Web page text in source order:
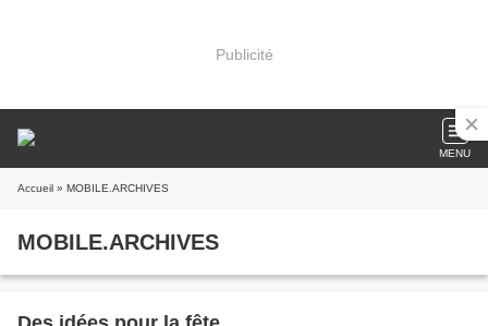
Publicité
MENU
Accueil » MOBILE.ARCHIVES
MOBILE.ARCHIVES